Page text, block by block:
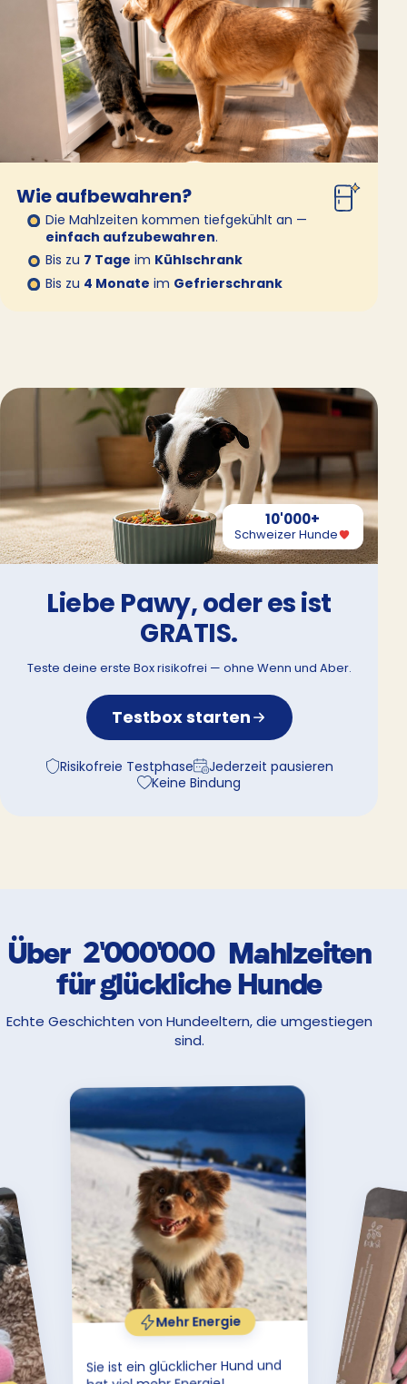
Wie aufbewahren?
Die Mahlzeiten kommen tiefgekühlt an —
einfach aufzubewahren.
Bis zu 7 Tage im Kühlschrank
Bis zu 4 Monate im Gefrierschrank
Liebe Pawy, oder es ist
GRATIS.
Teste deine erste Box risikofrei — ohne Wenn und Aber.
Testbox starten
Risikofreie Testphase
Jederzeit pausieren
Keine Bindung
10'000+
Schweizer Hunde
Über 2'000'000 Mahlzeiten
für glückliche Hunde
Echte Geschichten von Hundeeltern, die umgestiegen
sind.
Mehr Energie
Sie ist ein glücklicher Hund und